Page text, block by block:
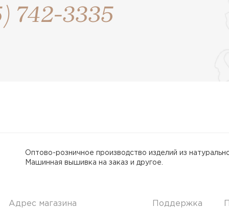
742-3335
Оптово-розничное производство изделий из
Машинная вышивка на заказ и другое.
Адрес магазина Поддержка